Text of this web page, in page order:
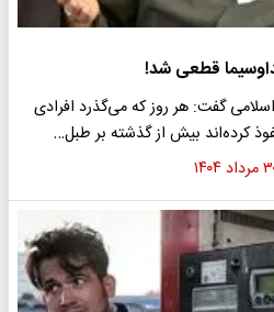
قطعی شد!
گفت: هر روز که می‌گذرد افرادی
کرده‌اند بیش از گذشته بر طبل…
۱۴۰۴